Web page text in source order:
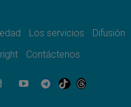
la guerra
en Kyiv durante la
del Papa a Argentina
Los servicios
Difusión
Contáctenos